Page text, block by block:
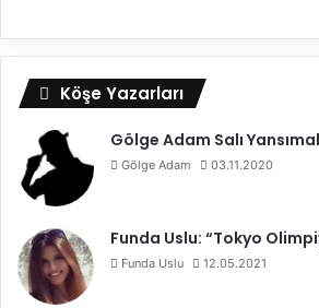
Köşe Yazarları
Gölge Adam Salı
Gölge Adam 03.11.2020
Funda Uslu: “Tokyo
Funda Uslu 12.05.2021